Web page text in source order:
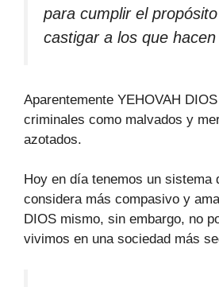
para cumplir el
castigar a los que hacen
Aparentemente YEHOVAH
criminales como malvados y
azotados.
Hoy en día tenemos un sistema
considera más compasivo y
DIOS mismo, sin embargo, no
vivimos en una sociedad más